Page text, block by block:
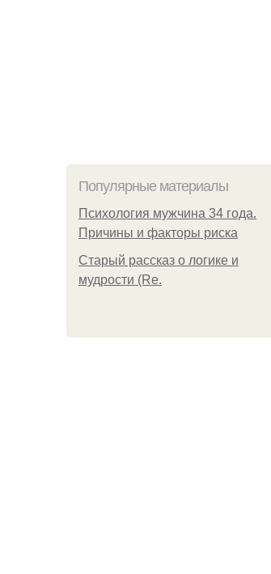
Популярные материалы
Психология мужчина 34 года.
Причины и факторы риска
Старый рассказ о логике и
мудрости (Re.